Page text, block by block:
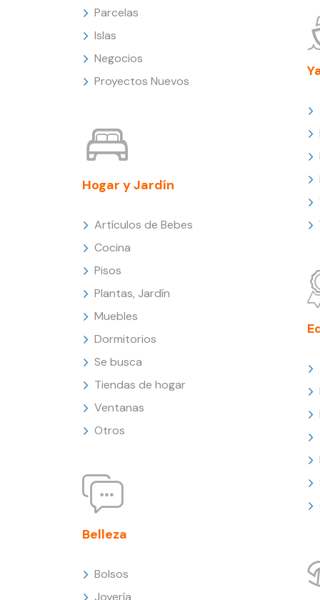
Parcelas
Islas
Negocios
Proyectos Nuevos
Hogar y Jardín
Artículos de Bebes
Cocina
Pisos
Plantas, Jardín
Muebles
Dormitorios
Se busca
Tiendas de hogar
Ventanas
Otros
Belleza
Bolsos
Joyería